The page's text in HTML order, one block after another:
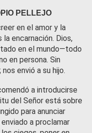
PELLEJO
en el amor y la
encarnación. Dios,
en el mundo—todo
en persona. Sin
envió a su hijo.
a introducirse
del Señor está sobre
para anunciar
a proclamar